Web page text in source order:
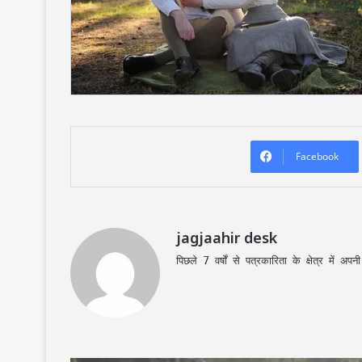
Facebook
jagjaahir desk
पिछले 7 वर्षों से पत्रकारिता के क्षेत्र में